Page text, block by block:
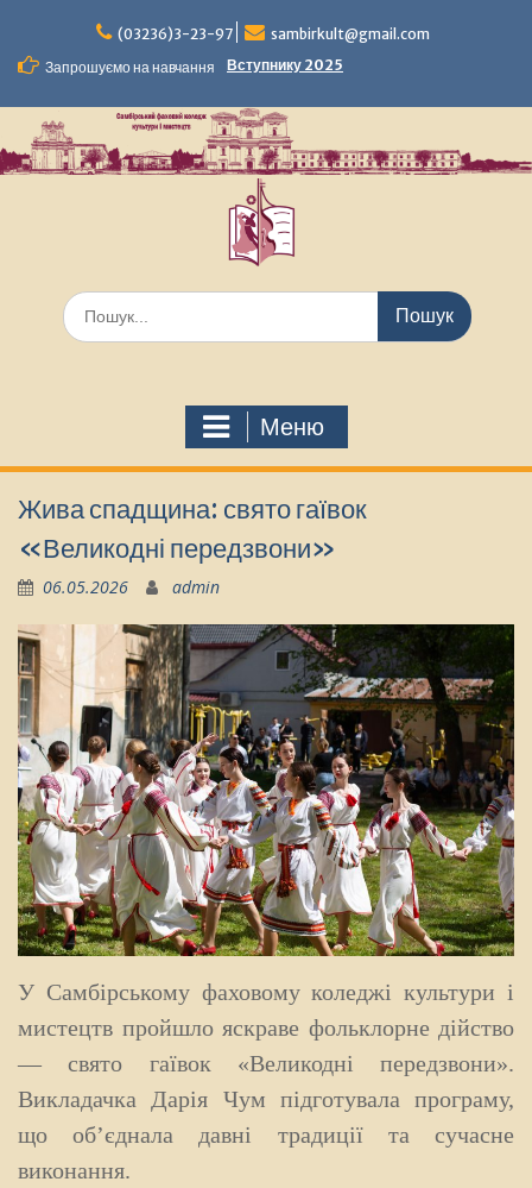
вмісту
(03236)3-23-97
sambirkult@gmail.com
Запрошуємо на навчання
Вступнику 2025
Шукати:
Меню
Жива спадщина: свято гаївок
«Великодні передзвони»
06.05.2026 admin
У Самбірському фаховому коледжі культури і
мистецтв пройшло яскраве фольклорне дійство
— свято гаївок «Великодні передзвони».
Викладачка Дарія Чум підготувала програму,
що об’єднала давні традиції та сучасне
виконання.